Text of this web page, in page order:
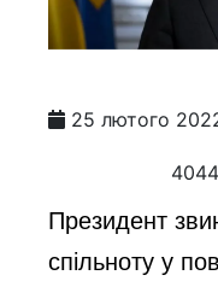
25 лютого
Президент
спільноту у